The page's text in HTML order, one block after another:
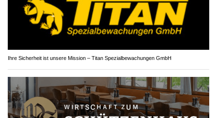
Ihre Sicherheit ist unsere Mission – Titan Spezialbewachungen GmbH